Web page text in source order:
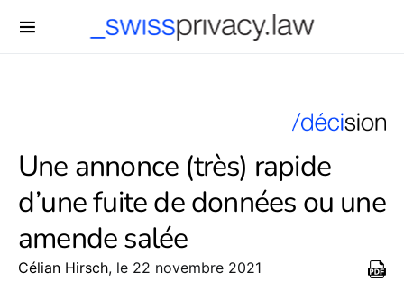
Une annonce (très) rapide
d’une fuite de données ou une
amende salée
Célian Hirsch, le 22 novembre 2021